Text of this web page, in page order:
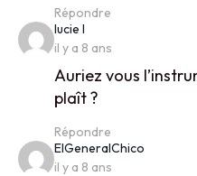
Répondre
lucie l
il y a 8 ans
Auriez vous
plaît ?
Répondre
ElGeneralChico
il y a 8 ans